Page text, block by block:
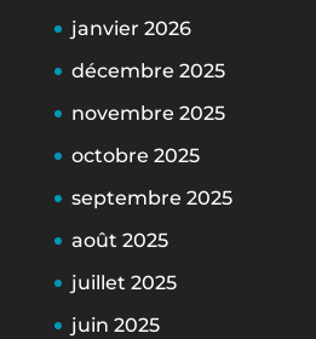
janvier 2026
décembre 2025
novembre 2025
octobre 2025
septembre 2025
août 2025
juillet 2025
juin 2025